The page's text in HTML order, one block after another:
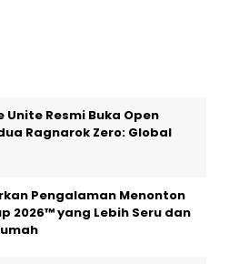
Unite Resmi Buka Open
Ragnarok Zero: Global
Pengalaman Menonton
2026™ yang Lebih Seru dan